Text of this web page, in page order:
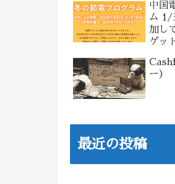
中国
ム 1/
加し
ゲッ
ー）
最近の投稿